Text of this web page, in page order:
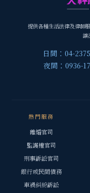
提供各種生活法律及律師
讓
日間：04-
夜間：0936-
熱門服務
離婚官司
監護權官司
刑事訴訟官司
銀行或民間債務
車禍糾紛訴訟